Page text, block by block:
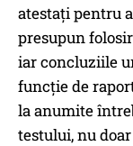
atestați pentru
presupun
iar concluziile
funcție de
la anumite
testului, nu